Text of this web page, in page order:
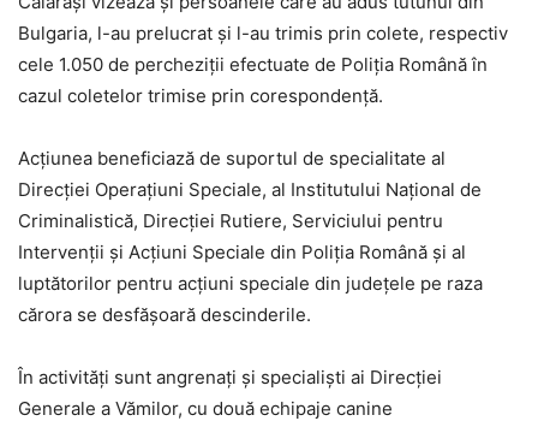
Bulgaria, l-au prelucrat şi l-au trimis prin colete, respectiv
cele 1.050 de percheziţii efectuate de Poliţia Română în
cazul coletelor trimise prin corespondenţă.
Acţiunea beneficiază de suportul de specialitate al
Direcţiei Operaţiuni Speciale, al Institutului Naţional de
Criminalistică, Direcţiei Rutiere, Serviciului pentru
Intervenţii şi Acţiuni Speciale din Poliţia Română şi al
luptătorilor pentru acţiuni speciale din judeţele pe raza
cărora se desfăşoară descinderile.
În activităţi sunt angrenaţi şi specialişti ai Direcţiei
Generale a Vămilor, cu două echipaje canine